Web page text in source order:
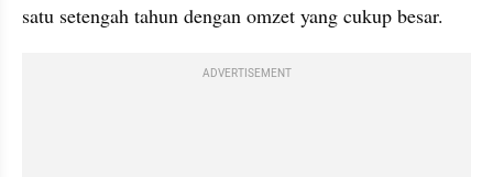
satu setengah tahun dengan omzet yang cukup besar.
ADVERTISEMENT